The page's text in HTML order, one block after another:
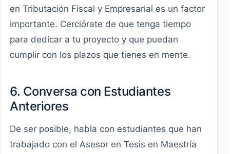
en Tributación Fiscal y Empresarial es un factor
importante. Cerciórate de que tenga tiempo
para dedicar a tu proyecto y que puedan
cumplir con los plazos que tienes en mente.
6. Conversa con Estudiantes
Anteriores
De ser posible, habla con estudiantes que han
trabajado con el Asesor en Tesis en Maestría